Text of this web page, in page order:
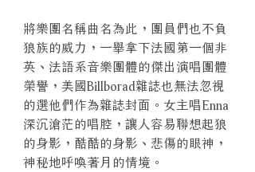
將樂團名稱曲名為此，團員們也不負
狼族的威力，一舉拿下法國第一個非
英、法語系音樂團體的傑出演唱團體
榮譽，美國Billborad雜誌也無法忽視
的選他們作為雜誌封面。女主唱Enna
深沉滄茫的唱腔，讓人容易聯想起狼
的身影，酷酷的身影、悲傷的眼神，
神秘地呼喚著月的情境。